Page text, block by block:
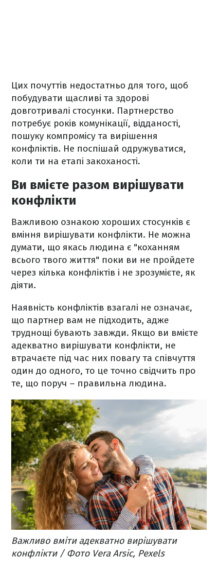
Цих почуттів недостатньо для того, щоб
побудувати щасливі та здорові
довготривалі стосунки. Партнерство
потребує років комунікації, відданості,
пошуку компромісу та вирішення
конфліктів. Не поспішай одружуватися,
коли ти на етапі закоханості.
Ви вмієте разом вирішувати
конфлікти
Важливою ознакою хороших стосунків є
вміння вирішувати конфлікти. Не можна
думати, що якась людина є "коханням
всього твого життя" поки ви не пройдете
через кілька конфліктів і не зрозумієте, як
діяти.
Наявність конфліктів взагалі не означає,
що партнер вам не підходить, адже
труднощі бувають завжди. Якщо ви вмієте
адекватно вирішувати конфлікти, не
втрачаєте під час них повагу та співчуття
один до одного, то це точно свідчить про
те, що поруч – правильна людина.
Важливо вміти адекватно вирішувати
конфлікти / Фото Vera Arsic, Pexels